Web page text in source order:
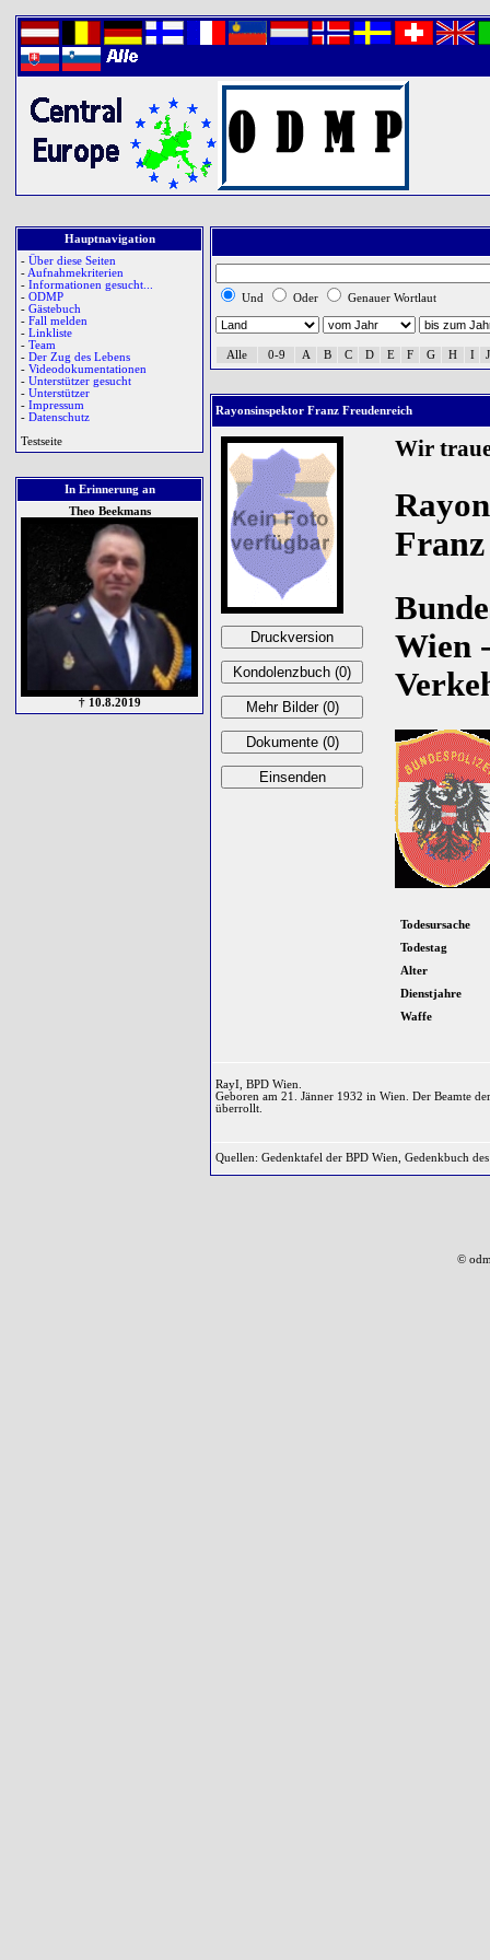
Hauptnavigation
- Über diese Seiten
- Aufnahmekriterien
- Informationen gesucht...
- ODMP
- Gästebuch
- Fall melden
- Linkliste
- Team
- Der Zug des Lebens
- Videodokumentationen
- Unterstützer gesucht
- Unterstützer
- Impressum
- Datenschutz
Testseite
In Erinnerung an
Theo Beekmans
† 10.8.2019
Und Oder Genauer Wortlaut
Alle 0-9 A B C D E F G H I J
Rayonsinspektor Franz Freudenreich
Wir
Wien -
Todesursache
Todestag
Alter
Dienstjahre
Waffe
RayI, BPD Wien.
Geboren am 21. Jänner 1932 in Wien. Der Beamte
überrollt.
Quellen: Gedenktafel der BPD Wien, Gedenkbuch
©